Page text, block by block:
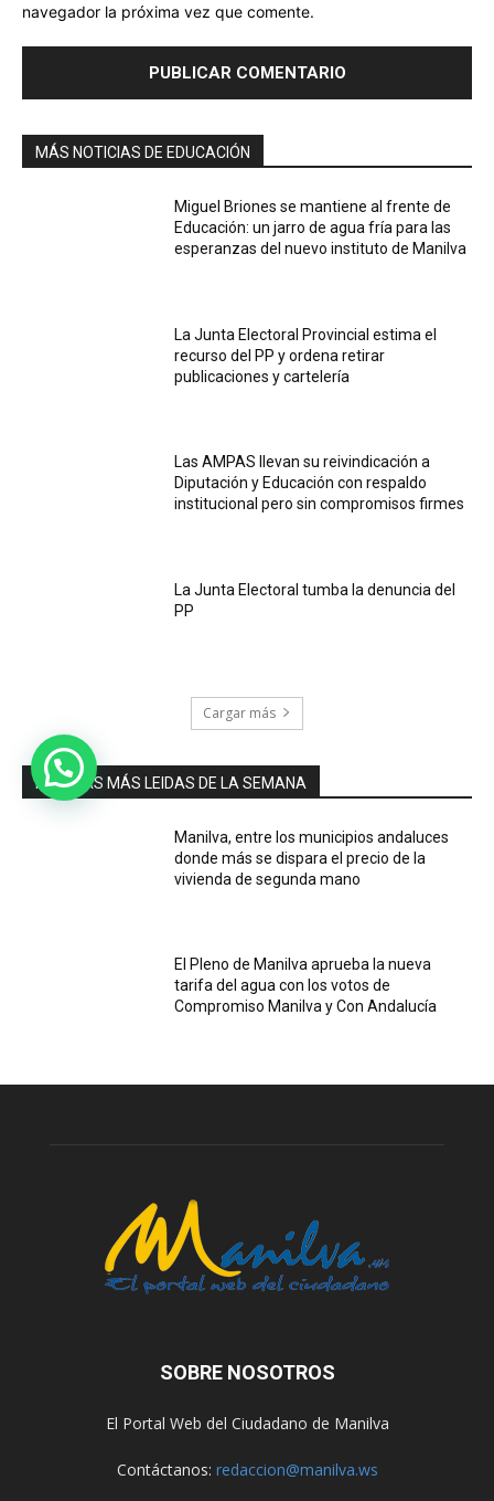
navegador la próxima vez que comente.
MÁS NOTICIAS DE EDUCACIÓN
Miguel Briones se mantiene al frente de
Educación: un jarro de agua fría para las
esperanzas del nuevo instituto de Manilva
La Junta Electoral Provincial estima el
recurso del PP y ordena retirar
publicaciones y cartelería
Las AMPAS llevan su reivindicación a
Diputación y Educación con respaldo
institucional pero sin compromisos firmes
La Junta Electoral tumba la denuncia del
PP
Cargar más
NOTICIAS MÁS LEIDAS DE LA SEMANA
Manilva, entre los municipios andaluces
donde más se dispara el precio de la
vivienda de segunda mano
El Pleno de Manilva aprueba la nueva
tarifa del agua con los votos de
Compromiso Manilva y Con Andalucía
SOBRE NOSOTROS
El Portal Web del Ciudadano de Manilva
Contáctanos: redaccion@manilva.ws